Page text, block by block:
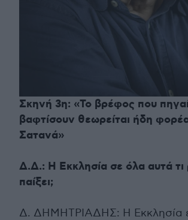
Σκηνή 3η: «Το βρέφος που
βαφτίσουν θεωρείται ήδη
Σατανά»
Δ.Δ.: Η Εκκλησία σε όλα αυτά τι
παίξει;
Δ. ΔΗΜΗΤΡΙΑΔΗΣ: Η Εκκλησία